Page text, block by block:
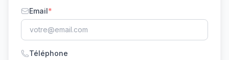
Email*
Téléphone